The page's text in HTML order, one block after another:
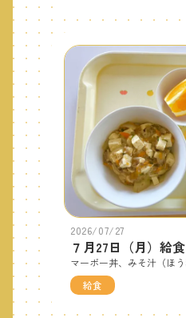
2026/07/27
７月27日（月）給食
給食